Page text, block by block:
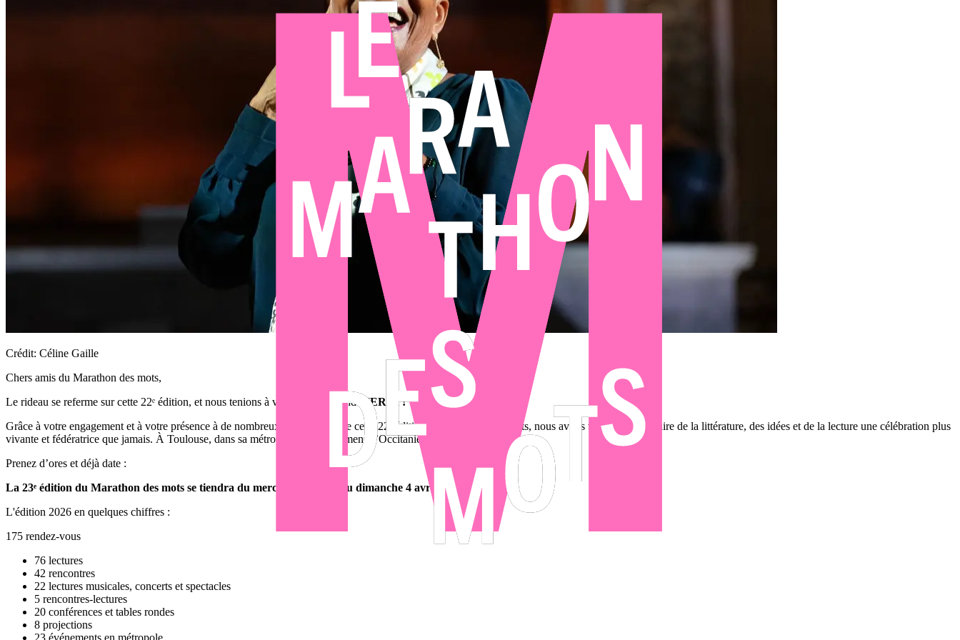
Crédit: Céline Gaille
Chers amis du Marathon des mots,
Le rideau se referme sur cette 22ᵉ édition, et nous tenions à vous dire un grand
MERCI !
Grâce à votre engagement et à votre présence à de nombreux rendez-vous de cette 22ᵉ édition du Marathon des mots, nous avons tenu le pari de faire de la littérature, des idées et de la lecture une célébration plus
vivante et fédératrice que jamais. À Toulouse, dans sa métropole, le département, l’Occitanie.
Prenez d’ores et déjà date :
La 23ᵉ édition du Marathon des mots se tiendra du mercredi 31 mars au dimanche 4 avril 2027 !
L'édition 2026 en quelques chiffres :
175 rendez-vous
76 lectures
42 rencontres
22 lectures musicales, concerts et spectacles
5 rencontres-lectures
20 conférences et tables rondes
8 projections
23 événements en métropole